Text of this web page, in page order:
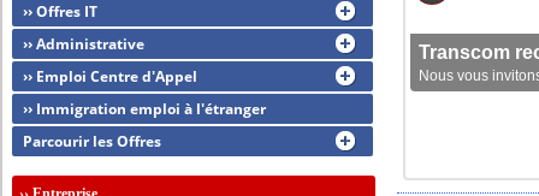
Transcom
Nous vous
›› Offres IT
›› Administrative
›› Emploi Centre d'Appel
›› Immigration emploi à l'étranger
Parcourir les Offres